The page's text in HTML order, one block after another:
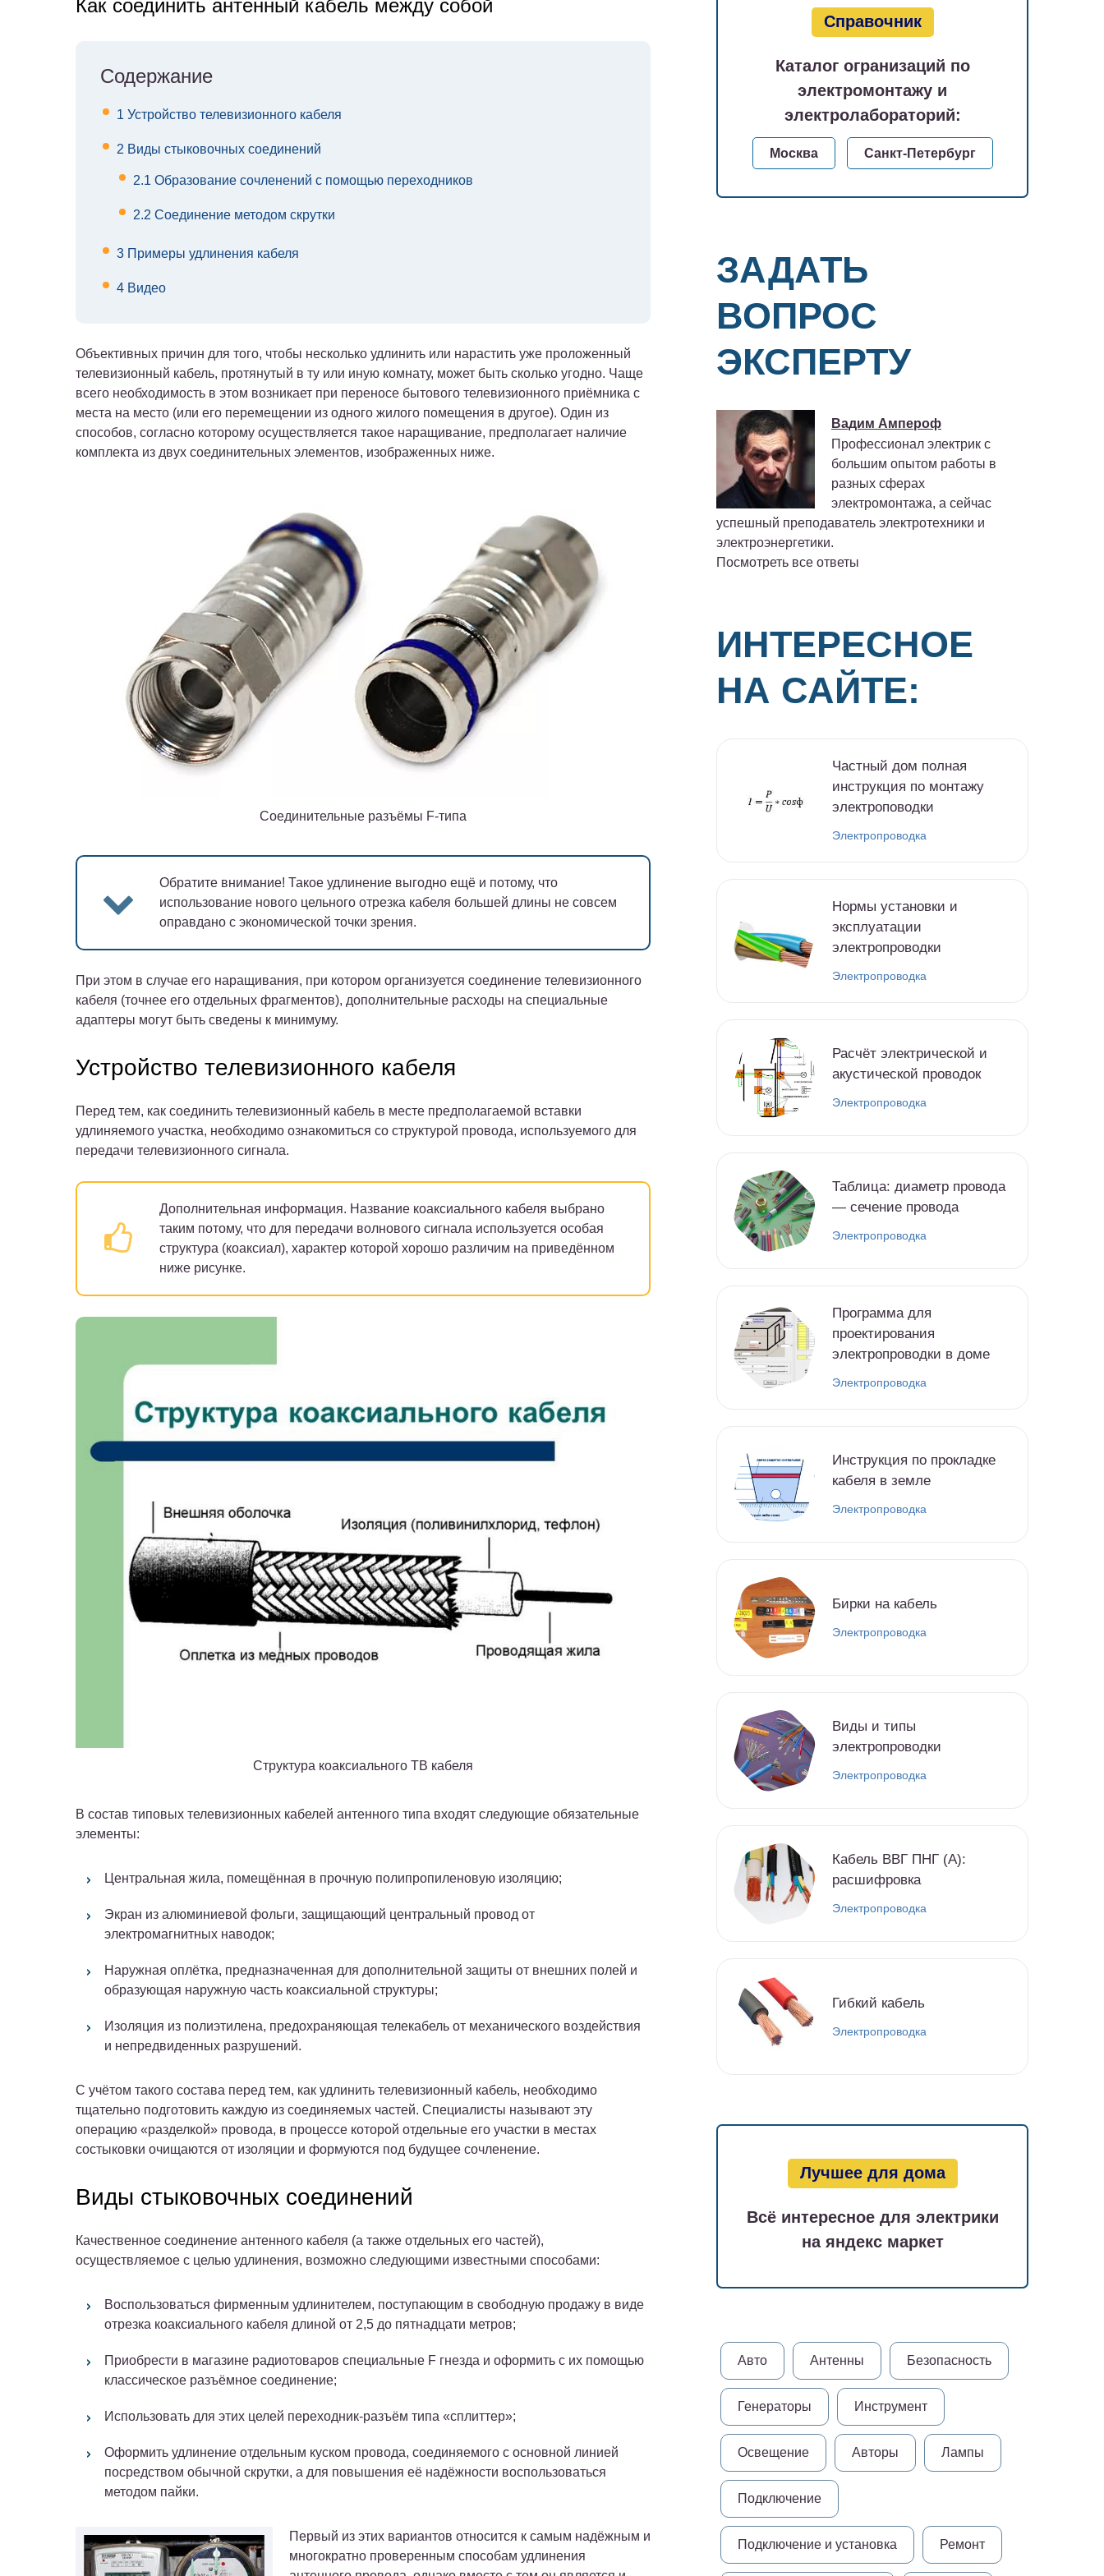
Как соединить антенный кабель между собой
Содержание
1 Устройство телевизионного кабеля
2 Виды стыковочных соединений
2.1 Образование сочленений с помощью переходников
2.2 Соединение методом скрутки
3 Примеры удлинения кабеля
4 Видео
Объективных причин для того, чтобы несколько удлинить или нарастить уже проложенный
телевизионный кабель, протянутый в ту или иную комнату, может быть сколько угодно. Чаще
всего необходимость в этом возникает при переносе бытового телевизионного приёмника с
места на место (или его перемещении из одного жилого помещения в другое). Один из
способов, согласно которому осуществляется такое наращивание, предполагает наличие
комплекта из двух соединительных элементов, изображенных ниже.
Соединительные разъёмы F-типа
Обратите внимание! Такое удлинение выгодно ещё и потому, что
использование нового цельного отрезка кабеля большей длины не совсем
оправдано с экономической точки зрения.
При этом в случае его наращивания, при котором организуется соединение телевизионного
кабеля (точнее его отдельных фрагментов), дополнительные расходы на специальные
адаптеры могут быть сведены к минимуму.
Устройство телевизионного кабеля
Перед тем, как соединить телевизионный кабель в месте предполагаемой вставки
удлиняемого участка, необходимо ознакомиться со структурой провода, используемого для
передачи телевизионного сигнала.
Дополнительная информация. Название коаксиального кабеля выбрано
таким потому, что для передачи волнового сигнала используется особая
структура (коаксиал), характер которой хорошо различим на приведённом
ниже рисунке.
Структура коаксиального ТВ кабеля
В состав типовых телевизионных кабелей антенного типа входят следующие обязательные
элементы:
Центральная жила, помещённая в прочную полипропиленовую изоляцию;
Экран из алюминиевой фольги, защищающий центральный провод от
электромагнитных наводок;
Наружная оплётка, предназначенная для дополнительной защиты от внешних полей и
образующая наружную часть коаксиальной структуры;
Изоляция из полиэтилена, предохраняющая телекабель от механического воздействия
и непредвиденных разрушений.
С учётом такого состава перед тем, как удлинить телевизионный кабель, необходимо
тщательно подготовить каждую из соединяемых частей. Специалисты называют эту
операцию «разделкой» провода, в процессе которой отдельные его участки в местах
состыковки очищаются от изоляции и формуются под будущее сочленение.
Виды стыковочных соединений
Качественное соединение антенного кабеля (а также отдельных его частей),
осуществляемое с целью удлинения, возможно следующими известными способами:
Воспользоваться фирменным удлинителем, поступающим в свободную продажу в виде
отрезка коаксиального кабеля длиной от 2,5 до пятнадцати метров;
Приобрести в магазине радиотоваров специальные F гнезда и оформить с их помощью
классическое разъёмное соединение;
Использовать для этих целей переходник-разъём типа «сплиттер»;
Оформить удлинение отдельным куском провода, соединяемого с основной линией
посредством обычной скрутки, а для повышения её надёжности воспользоваться
методом пайки.
Первый из этих вариантов относится к самым надёжным и
многократно проверенным способам удлинения
Справочник
Каталог огранизаций по
электромонтажу и
электролабораторий:
Москва Санкт-Петербург
ЗАДАТЬ
ВОПРОС
ЭКСПЕРТУ
Вадим Ампероф
Профессионал электрик с
большим опытом работы в
разных сферах
электромонтажа, а сейчас
успешный преподаватель электротехники и
электроэнергетики.
Посмотреть все ответы
ИНТЕРЕСНОЕ
НА САЙТЕ:
Частный дом полная
инструкция по монтажу
электроповодки
Электропроводка
Нормы установки и
эксплуатации
электропроводки
Электропроводка
Расчёт электрической и
акустической проводок
Электропроводка
Таблица: диаметр провода
— сечение провода
Электропроводка
Программа для
проектирования
электропроводки в доме
Электропроводка
Инструкция по прокладке
кабеля в земле
Электропроводка
Бирки на кабель
Электропроводка
Виды и типы
электропроводки
Электропроводка
Кабель ВВГ ПНГ (А):
расшифровка
Электропроводка
Гибкий кабель
Электропроводка
Лучшее для дома
Всё интересное для электрики
на яндекс маркет
Авто Антенны Безопасность
Генераторы Инструмент
Освещение Авторы Лампы
Подключение
Подключение и установка Ремонт